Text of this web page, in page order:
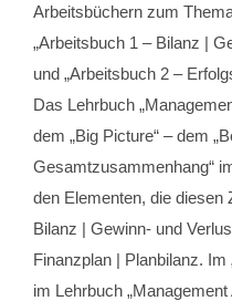
Arbeitsbüchern zum
„Arbeitsbuch 1 – Bilanz |
und „Arbeitsbuch 2 –
Das Lehrbuch
dem „Big Picture“ – dem
Gesamtzusammenhang“
den Elementen, die diesen
Bilanz | Gewinn- und
Finanzplan | Planbilanz. Im
im Lehrbuch